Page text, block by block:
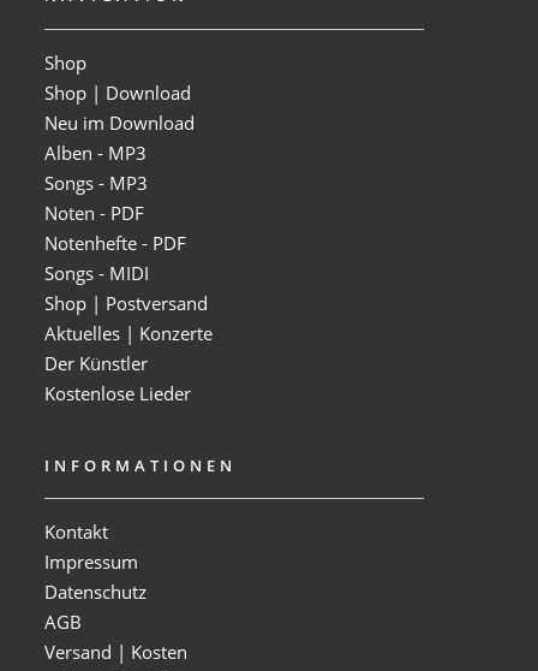
Shop
Shop | Download
Neu im Download
Alben - MP3
Songs - MP3
Noten - PDF
Notenhefte - PDF
Songs - MIDI
Shop | Postversand
Aktuelles | Konzerte
Der Künstler
Kostenlose Lieder
INFORMATIONEN
Kontakt
Impressum
Datenschutz
AGB
Versand | Kosten